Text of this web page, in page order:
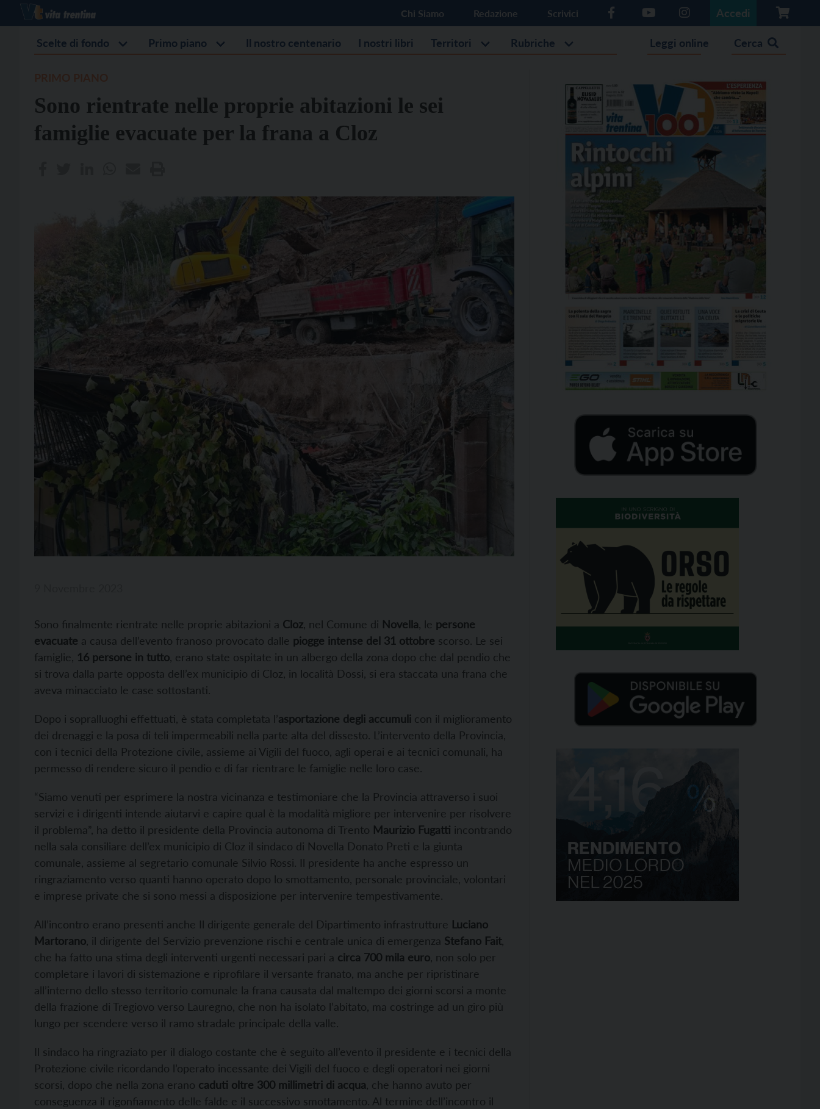
Chi Siamo Redazione Scrivici Accedi
Scelte di fondo Primo piano Il nostro centenario I nostri libri Territori Rubriche Leggi online Cerca
Sono rientrate nelle proprie abitazioni le sei
famiglie evacuate per la frana a Cloz
Sono finalmente rientrate nelle proprie abitazioni a Cloz, nel Comune di Novella, le persone
evacuate a causa dell’evento franoso provocato dalle piogge intense del 31 ottobre scorso. Le sei
famiglie, 16 persone in tutto, erano state ospitate in un albergo della zona dopo che dal pendio che
si trova dalla parte opposta dell’ex municipio di Cloz, in località Dossi, si era staccata una frana che
aveva minacciato le case sottostanti.
Dopo i sopralluoghi effettuati, è stata completata l’asportazione degli accumuli con il miglioramento
dei drenaggi e la posa di teli impermeabili nella parte alta del dissesto. L’intervento della Provincia,
con i tecnici della Protezione civile, assieme ai Vigili del fuoco, agli operai e ai tecnici comunali, ha
permesso di rendere sicuro il pendio e di far rientrare le famiglie nelle loro case.
“Siamo venuti per esprimere la nostra vicinanza e testimoniare che la Provincia attraverso i suoi
servizi e i dirigenti intende aiutarvi e capire qual è la modalità migliore per intervenire per risolvere
il problema”, ha detto il presidente della Provincia autonoma di Trento Maurizio Fugatti incontrando
nella sala consiliare dell’ex municipio di Cloz il sindaco di Novella Donato Preti e la giunta
comunale, assieme al segretario comunale Silvio Rossi. Il presidente ha anche espresso un
ringraziamento verso quanti hanno operato dopo lo smottamento, personale provinciale, volontari
e imprese private che si sono messi a disposizione per intervenire tempestivamente.
All’incontro erano presenti anche Il dirigente generale del Dipartimento infrastrutture Luciano
Martorano, il dirigente del Servizio prevenzione rischi e centrale unica di emergenza Stefano Fait,
che ha fatto una stima degli interventi urgenti necessari pari a circa 700 mila euro, non solo per
completare i lavori di sistemazione e riprofilare il versante franato, ma anche per ripristinare
all’interno dello stesso territorio comunale la frana causata dal maltempo dei giorni scorsi a monte
della frazione di Tregiovo verso Lauregno, che non ha isolato l’abitato, ma costringe ad un giro più
lungo per scendere verso il ramo stradale principale della valle.
Il sindaco ha ringraziato per il dialogo costante che è seguito all’evento il presidente e i tecnici della
Protezione civile ricordando l’operato incessante dei Vigili del fuoco e degli operatori nei giorni
scorsi, dopo che nella zona erano caduti oltre 300 millimetri di acqua, che hanno avuto per
conseguenza il rigonfiamento delle falde e il successivo smottamento. Al termine dell’incontro il